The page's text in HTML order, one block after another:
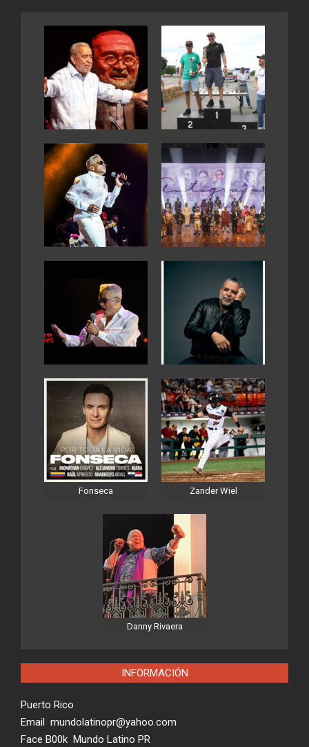
Fonseca Zander Wiel
Danny Rivaera
INFORMACIÓN
Puerto Rico
Email mundolatinopr@yahoo.com
Face B00k Mundo Latino PR